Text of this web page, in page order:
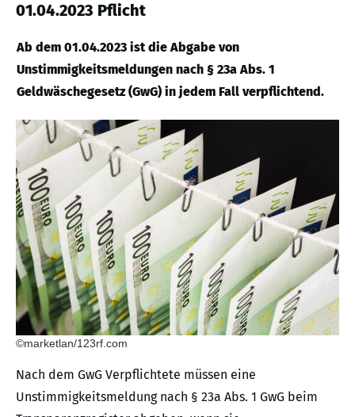
01.04.2023 Pflicht
Ab dem 01.04.2023 ist die Abgabe von
Unstimmigkeitsmeldungen nach § 23a Abs. 1
Geldwäschegesetz (GwG) in jedem Fall verpflichtend.
©marketlan/123rf.com
Nach dem GwG Verpflichtete müssen eine
Unstimmigkeitsmeldung nach § 23a Abs. 1 GwG beim